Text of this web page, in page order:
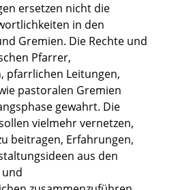
ersetzen nicht die
in den
Gremien. Die Rechte und
Pfarrer,
pfarrlichen Leitungen,
pastoralen Gremien
gewahrt. Die
vielmehr vernetzen,
beitragen, Erfahrungen,
aus den